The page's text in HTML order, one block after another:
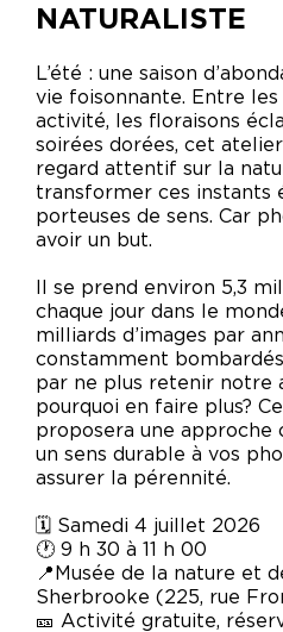
NATURALISTE
L’été : une saison
vie foisonnante. Entre
activité, les floraisons
soirées dorées, cet
regard attentif sur la
transformer ces instants
porteuses de sens. Car
avoir un but.
Il se prend environ 5,3
chaque jour dans le
milliards d’images par
constamment
par ne plus retenir notre
pourquoi en faire plus?
proposera une approche
un sens durable à vos
assurer la pérennité.
🗓️ Samedi 4 juillet 2026
🕐 9 h 30 à 11 h 00
📍Musée de la nature et
Sherbrooke (225, rue
🎫 Activité gratuite,